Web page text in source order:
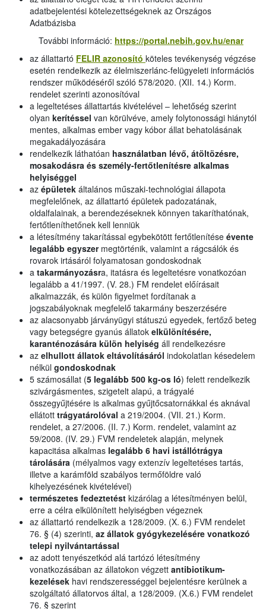
adatbejelentési kötelezettségeknek az Országos
Adatbázisba
További információ: https://portal.nebih.gov.hu/enar
az állattartó FELIR azonosító köteles tevékenység végzése
esetén rendelkezik az élelmiszerlánc-felügyeleti információs
rendszer működéséről szóló 578/2020. (XII. 14.) Korm.
rendelet szerinti azonosítóval
a legeltetéses állattartás kivételével – lehetőség szerint
olyan kerítéssel van körülvéve, amely folytonossági hiánytól
mentes, alkalmas ember vagy kóbor állat behatolásának
megakadályozására
rendelkezik láthatóan használatban lévő, átöltözésre,
mosakodásra és személy-fertőtlenítésre alkalmas
helyiséggel
az épületek általános műszaki-technológiai állapota
megfelelőnek, az állattartó épületek padozatának,
oldalfalainak, a berendezéseknek könnyen takaríthatónak,
fertőtleníthetőnek kell lenniük
a létesítmény takarítással egybekötött fertőtlenítése évente
legalább egyszer megtörténik, valamint a rágcsálók és
rovarok irtásáról folyamatosan gondoskodnak
a takarmányozásra, itatásra és legeltetésre vonatkozóan
legalább a 41/1997. (V. 28.) FM rendelet előírásait
alkalmazzák, és külön figyelmet fordítanak a
jogszabályoknak megfelelő takarmány beszerzésére
az alacsonyabb járványügyi státuszú egyedek, fertőző beteg
vagy betegségre gyanús állatok elkülönítésére,
karanténozására külön helyiség áll rendelkezésre
az elhullott állatok eltávolításáról indokolatlan késedelem
nélkül gondoskodnak
5 számosállat (5 legalább 500 kg-os ló) felett rendelkezik
szivárgásmentes, szigetelt alapú, a trágyalé
összegyűjtésére is alkalmas gyűjtőcsatornákkal és aknával
ellátott trágyatárolóval a 219/2004. (VII. 21.) Korm.
rendelet, a 27/2006. (II. 7.) Korm. rendelet, valamint az
59/2008. (IV. 29.) FVM rendeletek alapján, melynek
kapacitása alkalmas legalább 6 havi istállótrágya
tárolására (mélyalmos vagy extenzív legeltetéses tartás,
illetve a karámföld szabályos termőföldre való
kihelyezésének kivételével)
természetes fedeztetést kizárólag a létesítményen belül,
erre a célra elkülönített helyiségben végeznek
az állattartó rendelkezik a 128/2009. (X. 6.) FVM rendelet
76. § (4) szerinti, az állatok gyógykezelésére vonatkozó
telepi nyilvántartással
az adott tenyészetkód alá tartózó létesítmény
vonatkozásában az állatokon végzett antibiotikum-
kezelések havi rendszerességgel bejelentésre kerülnek a
szolgáltató állatorvos által, a 128/2009. (X.6.) FVM rendelet
76. § szerint